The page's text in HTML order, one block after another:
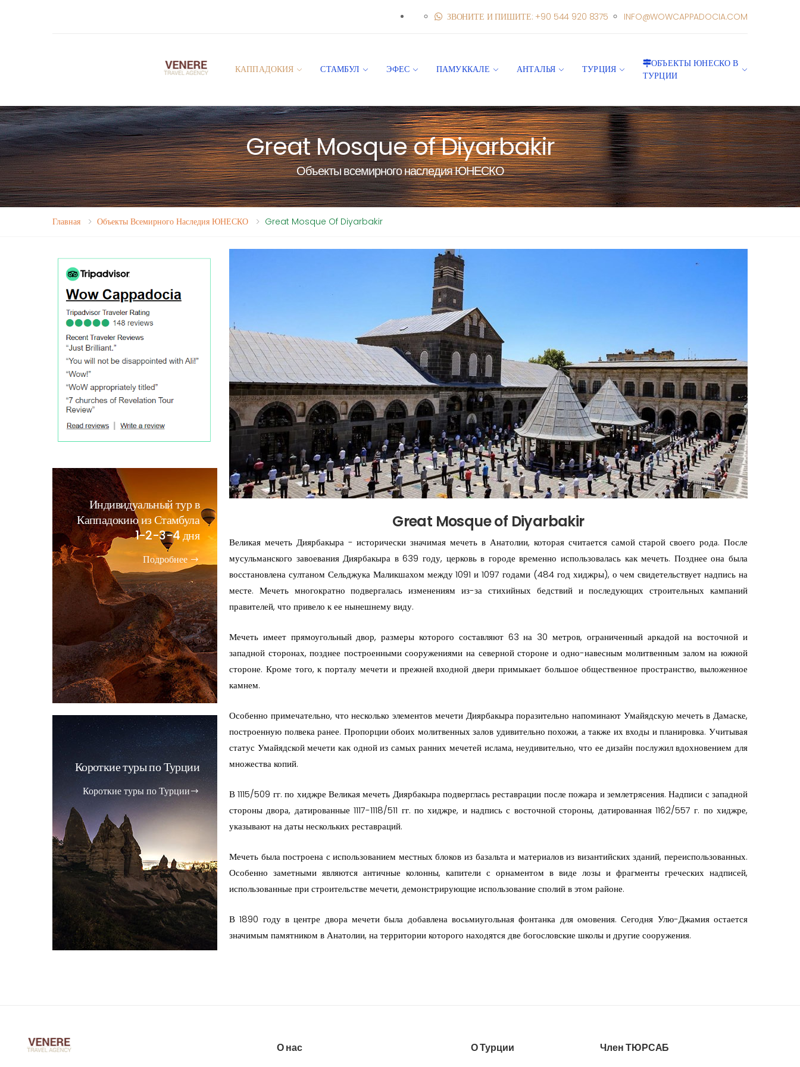
ЗВОНИТЕ И ПИШИТЕ: +90 544 920 8375 INFO@WOWCAPPADOCIA.COM
КАППАДОКИЯ СТАМБУЛ ЭФЕС ПАМУККАЛЕ АНТАЛЬЯ ТУРЦИЯ
ОБЪЕКТЫ ЮНЕСКО В
ТУРЦИИ
Great Mosque of Diyarbakir
Объекты всемирного наследия ЮНЕСКО
Главная Объекты Всемирного Наследия ЮНЕСКО Great Mosque Of Diyarbakir
Great Mosque of Diyarbakir
Великая мечеть Диярбакыра - исторически значимая мечеть в Анатолии, которая считается самой старой своего рода. После
мусульманского завоевания Диярбакыра в 639 году, церковь в городе временно использовалась как мечеть. Позднее она была
восстановлена султаном Сельджука Маликшахом между 1091 и 1097 годами (484 год хиджры), о чем свидетельствует надпись на
месте. Мечеть многократно подвергалась изменениям из-за стихийных бедствий и последующих строительных кампаний
правителей, что привело к ее нынешнему виду.
Мечеть имеет прямоугольный двор, размеры которого составляют 63 на 30 метров, ограниченный аркадой на восточной и
западной сторонах, позднее построенными сооружениями на северной стороне и одно-навесным молитвенным залом на южной
стороне. Кроме того, к порталу мечети и прежней входной двери примыкает большое общественное пространство, выложенное
камнем.
Особенно примечательно, что несколько элементов мечети Диярбакыра поразительно напоминают Умайядскую мечеть в Дамаске,
построенную полвека ранее. Пропорции обоих молитвенных залов удивительно похожи, а также их входы и планировка. Учитывая
статус Умайядской мечети как одной из самых ранних мечетей ислама, неудивительно, что ее дизайн послужил вдохновением для
множества копий.
В 1115/509 гг. по хиджре Великая мечеть Диярбакыра подверглась реставрации после пожара и землетрясения. Надписи с западной
стороны двора, датированные 1117-1118/511 гг. по хиджре, и надпись с восточной стороны, датированная 1162/557 г. по хиджре,
указывают на даты нескольких реставраций.
Мечеть была построена с использованием местных блоков из базальта и материалов из византийских зданий, переиспользованных.
Особенно заметными являются античные колонны, капители с орнаментом в виде лозы и фрагменты греческих надписей,
использованные при строительстве мечети, демонстрирующие использование сполий в этом районе.
В 1890 году в центре двора мечети была добавлена восьмиугольная фонтанка для омовения. Сегодня Улю-Джамия остается
значимым памятником в Анатолии, на территории которого находятся две богословские школы и другие сооружения.
Индивидуальный тур в
Каппадокию из Стамбула
1-2-3-4 дня
Подробнее
Короткие туры по Турции
Короткие туры по Турции
О нас О Турции Член ТЮРСАБ